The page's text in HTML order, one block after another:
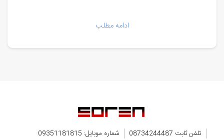
ادامه مطلب
تلفن ثابت 08734244487
شماره موبایل: 09351181815